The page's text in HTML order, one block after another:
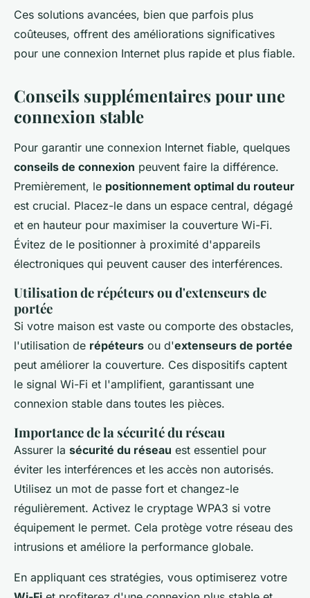
Ces solutions avancées, bien que parfois plus
coûteuses, offrent des améliorations significatives
pour une connexion Internet plus rapide et plus fiable.
Conseils supplémentaires pour une
connexion stable
Pour garantir une connexion Internet fiable, quelques
conseils de connexion peuvent faire la différence.
Premièrement, le positionnement optimal du routeur
est crucial. Placez-le dans un espace central, dégagé
et en hauteur pour maximiser la couverture Wi-Fi.
Évitez de le positionner à proximité d'appareils
électroniques qui peuvent causer des interférences.
Utilisation de répéteurs ou d'extenseurs de
portée
Si votre maison est vaste ou comporte des obstacles,
l'utilisation de répéteurs ou d'extenseurs de portée
peut améliorer la couverture. Ces dispositifs captent
le signal Wi-Fi et l'amplifient, garantissant une
connexion stable dans toutes les pièces.
Importance de la sécurité du réseau
Assurer la sécurité du réseau est essentiel pour
éviter les interférences et les accès non autorisés.
Utilisez un mot de passe fort et changez-le
régulièrement. Activez le cryptage WPA3 si votre
équipement le permet. Cela protège votre réseau des
intrusions et améliore la performance globale.
En appliquant ces stratégies, vous optimiserez votre